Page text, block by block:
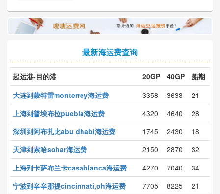
最新海运费查询
起运港-目的港 20GP 40GP
船期
大连到蒙特雷monterrey海运费
3358 3638
21
上海到普埃布拉puebla海运费
4320 4640
28
深圳到阿布扎比abu dhabi海运费
1745 2430
18
天津到索哈sohar海运费
2150 2870
32
上海到卡萨布兰卡casablanca海运费
4270 7040
34
宁波到辛辛那提cincinnati,oh海运费
7705 8225
21